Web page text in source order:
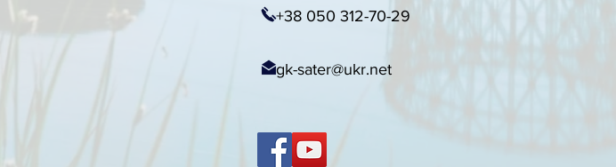
+38 050 312-70-29
gk-sater@ukr.net